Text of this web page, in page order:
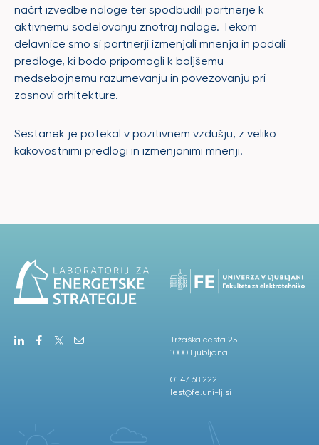
načrt izvedbe naloge ter spodbudili partnerje k
aktivnemu sodelovanju znotraj naloge. Tekom
delavnice smo si partnerji izmenjali mnenja in podali
predloge, ki bodo pripomogli k boljšemu
medsebojnemu razumevanju in povezovanju pri
zasnovi arhitekture.
Sestanek je potekal v pozitivnem vzdušju, z veliko
kakovostnimi predlogi in izmenjanimi mnenji.
Tržaška cesta 25
1000 Ljubljana
01 47 68 222
lest@fe.uni-lj.si